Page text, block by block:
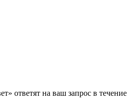
ответят на ваш запрос в течение